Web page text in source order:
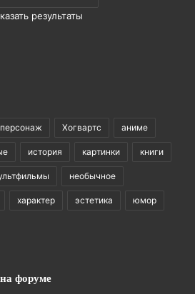
результаты
Хогвартс аниме
история картинки книги
необычное
характер эстетика юмор
форуме